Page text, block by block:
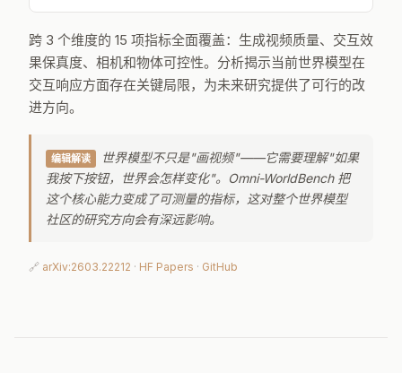
跨 3 个维度的 15 项指标全面覆盖：生成视频质量、交互效
果保真度、相机和物体可控性。分析揭示当前世界模型在
交互响应方面存在关键局限，为未来研究提供了可行的改
进方向。
编辑解读
世界模型不只是"画视频"——它需要理解"如果
我按下按钮，世界会怎样变化"。Omni-WorldBench 把
这个核心能力变成了可测量的指标，这对整个世界模型
社区的研究方向会有深远影响。
🔗 arXiv:2603.22212 · HF Papers · GitHub